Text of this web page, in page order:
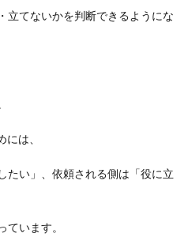
立てないかを判断できるようにな
は、
たい」、依頼される側は「役に立
ています。